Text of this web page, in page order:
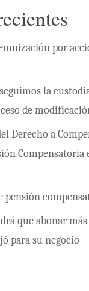
por
la
de
Derecho a
Compensatoria
pensión
que abonar
para su negocio